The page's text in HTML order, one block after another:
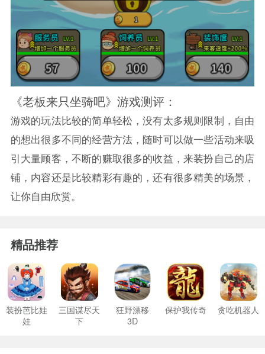
《老板来只坐骑吧》游戏测评：
游戏的玩法比较的简单轻松，没有太多规则限制，自由
的想出很多不同的经营方法，随时可以做一些活动来吸
引大量顾客，不断的赚取很多的收益，来装扮自己的店
铺，内容还是比较精彩有趣的，还有很多精美的场景，
让你自由欣赏。
精品推荐
装扮芭比娃
娃
三国谋尽天
下
狂野漂移
3D
保护我传奇 贪吃机器人